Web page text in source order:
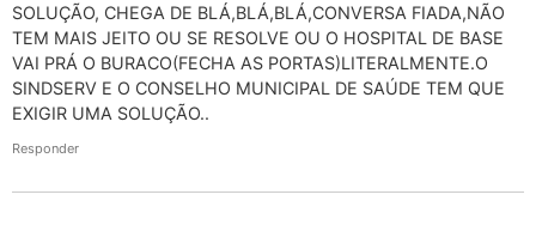
SOLUÇÃO, CHEGA DE BLÁ,BLÁ,BLÁ,CONVERSA FIADA,NÃO
TEM MAIS JEITO OU SE RESOLVE OU O HOSPITAL DE BASE
VAI PRÁ O BURACO(FECHA AS PORTAS)LITERALMENTE.O
SINDSERV E O CONSELHO MUNICIPAL DE SAÚDE TEM QUE
EXIGIR UMA SOLUÇÃO..
Responder